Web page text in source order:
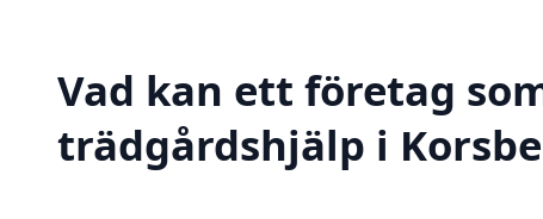
Vad kan ett företag
trädgårdshjälp i